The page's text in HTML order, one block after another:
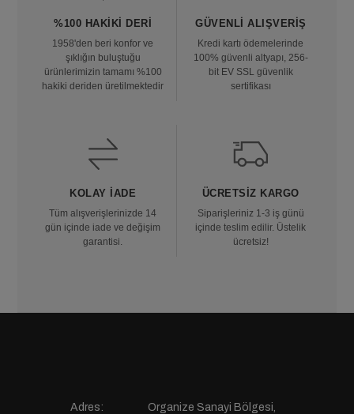
%100 HAKIKI DERI
1958'den beri konfor ve
şıklığın buluştuğu
ürünlerimizin tamamı %100
hakiki deriden üretilmektedir
GÜVENLI ALIŞVERIŞ
Kredi kartı ödemelerinde
100% güvenli altyapı, 256-
bit EV SSL güvenlik
sertifikası
KOLAY İADE
Tüm alışverişlerinizde 14
gün içinde iade ve değişim
garantisi.
ÜCRETSIZ KARGO
Siparişleriniz 1-3 iş günü
içinde teslim edilir. Üstelik
ücretsiz!
Adres:
Organize Sanayi Bölgesi,